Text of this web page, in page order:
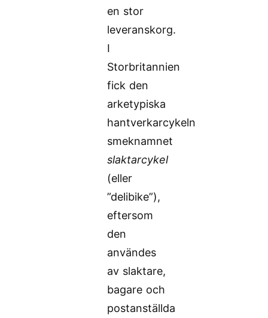
en stor
leveranskorg.
I
Storbritannien
fick den
arketypiska
hantverkarcykeln
smeknamnet
slaktarcykel
(eller
”delibike”),
eftersom
den
användes
av slaktare,
bagare och
postanställda